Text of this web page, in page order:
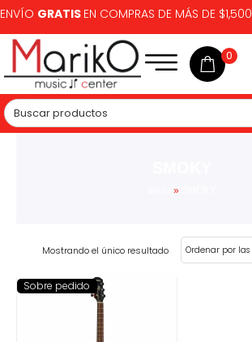
ENVÍO GRATIS EN COMPRAS DE MÁS DE $1,500
0
»
Mostrando el único resultado
Sobre pedido